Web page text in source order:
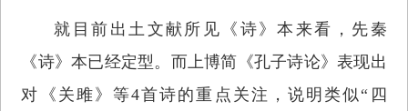
就目前出土文献所见《诗》本来看，先秦
《诗》本已经定型。而上博简《孔子诗论》表现出
对《关雎》等4首诗的重点关注，说明类似“四